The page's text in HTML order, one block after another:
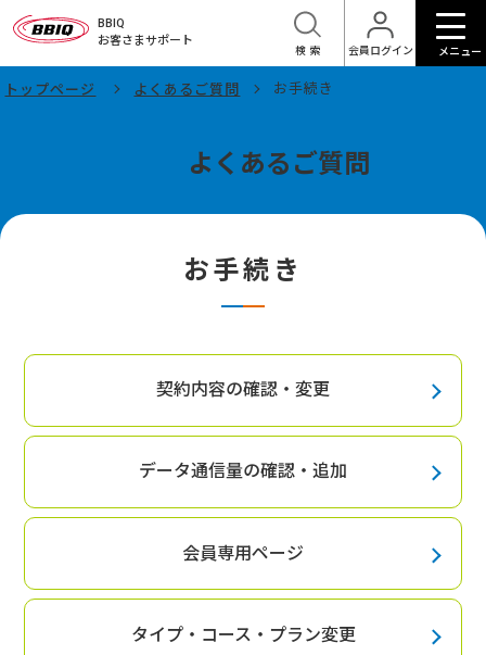
BBIQ
お客さまサポート
会員ログイン
検索 メニュー
トップページ よくあるご質問 お手続き
よくあるご質問
お手続き
契約内容の確認・変更
データ通信量の確認・追加
会員専用ページ
タイプ・コース・プラン変更